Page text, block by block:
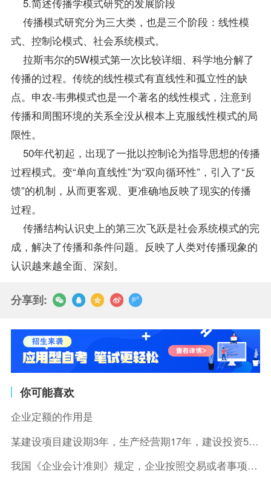
传播模式研究分为三大类，也是三个阶段：线性模
式、控制论模式、社会系统模式。
拉斯韦尔的5W模式第一次比较详细、科学地分解了
传播的过程。传统的线性模式有直线性和孤立性的缺
点。申农-韦弗模式也是一个著名的线性模式，注意到
传播和周围环境的关系全没从根本上克服线性模式的局
限性。
50年代初起，出现了一批以控制论为指导思想的传播
过程模式。变“单向直线性”为“双向循环性”，引入了“反
馈”的机制，从而更客观、更准确地反映了现实的传播
过程。
传播结构认识史上的第三次飞跃是社会系统模式的完
成，解决了传播和条件问题。反映了人类对传播现象的
认识越来越全面、深刻。
分享到:
你可能喜欢
企业定额的作用是
某建设项目建设期3年，生产经营期17年，建设投资5500万元
我国《企业会计准则》规定，企业按照交易或者事项的经济特征确定